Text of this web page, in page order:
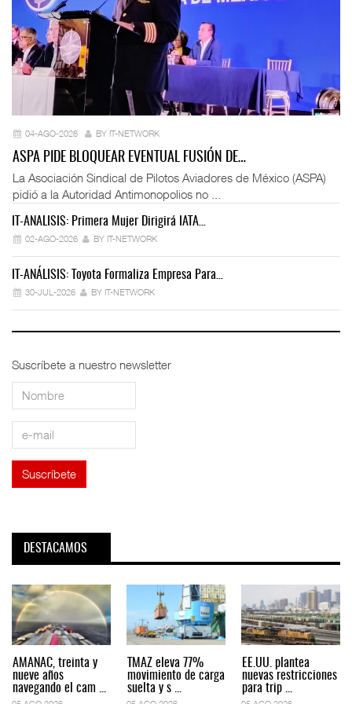
04-AGO-2026 BY IT-NETWORK
ASPA PIDE BLOQUEAR EVENTUAL FUSIÓN DE…
La Asociación Sindical de Pilotos Aviadores de México (ASPA)
pidió a la Autoridad Antimonopolios no ...
IT-ANÁLISIS: Primera Mujer Dirigirá IATA…
02-AGO-2026 BY IT-NETWORK
IT-ANÁLISIS: Toyota Formaliza Empresa Para…
30-JUL-2026 BY IT-NETWORK
Suscríbete a nuestro newsletter
DESTACAMOS
AMANAC, treinta y
nueve años
navegando el cam ...
TMAZ eleva 77%
movimiento de carga
suelta y s ...
EE.UU. plantea
nuevas restricciones
para trip ...